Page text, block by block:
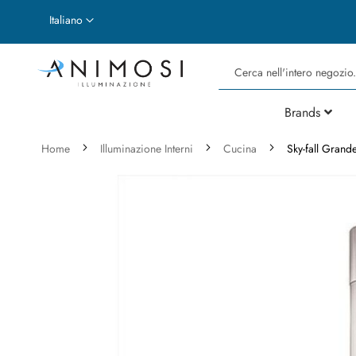
Lingua
Italiano
Cerca
Brands
Home Illuminazione Interni Cucina Sky-fall